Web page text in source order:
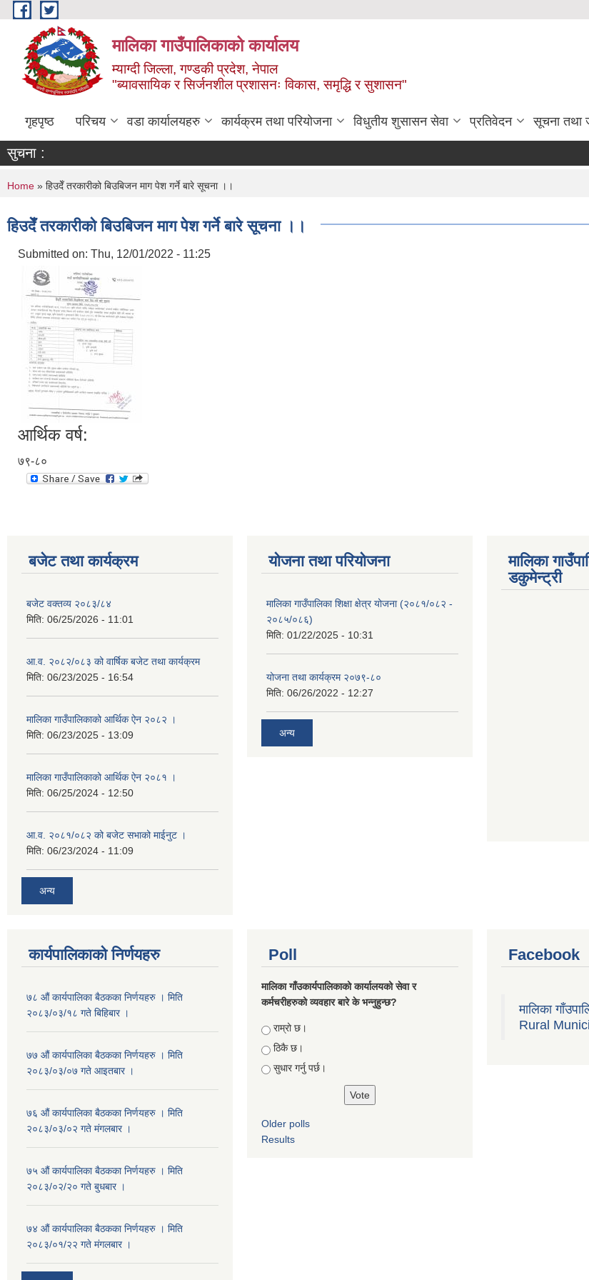
Skip to main content
मालिका गाउँपालिकाको कार्यालय
म्याग्दी जिल्ला, गण्डकी प्रदेश, नेपाल
"ब्यावसायिक र सिर्जनशील प्रशासनः विकास, समृद्धि र सुशासन"
गृहपृष्ठ परिचय वडा कार्यालयहरु कार्यक्रम तथा परियोजना विधुतीय शुसासन सेवा प्रतिवेदन सूचना तथा
सुचना :
You are here
Home » हिउदेँ तरकारीको बिउबिजन माग पेश गर्ने बारे सूचना ।।
हिउदेँ तरकारीको बिउबिजन माग पेश गर्ने बारे सूचना ।।
Submitted on: Thu, 12/01/2022 - 11:25
आर्थिक वर्ष:
७९-८०
बजेट तथा कार्यक्रम
बजेट वक्तव्य २०८३/८४
मिति: 06/25/2026 - 11:01
आ.व. २०८२/०८३ को वार्षिक बजेट तथा कार्यक्रम
मिति: 06/23/2025 - 16:54
मालिका गाउँपालिकाको आर्थिक ऐन २०८२ ।
मिति: 06/23/2025 - 13:09
मालिका गाउँपालिकाको आर्थिक ऐन २०८१ ।
मिति: 06/25/2024 - 12:50
आ.व. २०८१/०८२ को बजेट सभाको माईनुट ।
मिति: 06/23/2024 - 11:09
अन्य
योजना तथा परियोजना
मालिका गाउँपालिका शिक्षा क्षेत्र योजना (२०८१/०८२ -
२०८५/०८६)
मिति: 01/22/2025 - 10:31
योजना तथा कार्यक्रम २०७९-८०
मिति: 06/26/2022 - 12:27
अन्य
मालिका
डकुमेन्ट्री
कार्यपालिकाको निर्णयहरु
७८ औं कार्यपालिका बैठकका निर्णयहरु । मिति
२०८३/०३/१८ गते बिहिबार ।
७७ औं कार्यपालिका बैठकका निर्णयहरु । मिति
२०८३/०३/०७ गते आइतबार ।
७६ औं कार्यपालिका बैठकका निर्णयहरु । मिति
२०८३/०३/०२ गते मंगलबार ।
७५ औं कार्यपालिका बैठकका निर्णयहरु । मिति
२०८३/०२/२० गते बुधबार ।
७४ औं कार्यपालिका बैठकका निर्णयहरु । मिति
२०८३/०१/२२ गते मंगलबार ।
Poll
मालिका गाँउकार्यपालिकाको कार्यालयको सेवा र
कर्मचरीहरुको व्यवहार बारे के भन्नुहुन्छ?
Choices
राम्रो छ।
ठिकै छ।
सुधार गर्नु पर्छ।
Older polls
Results
Facebook
मालिका
Rural